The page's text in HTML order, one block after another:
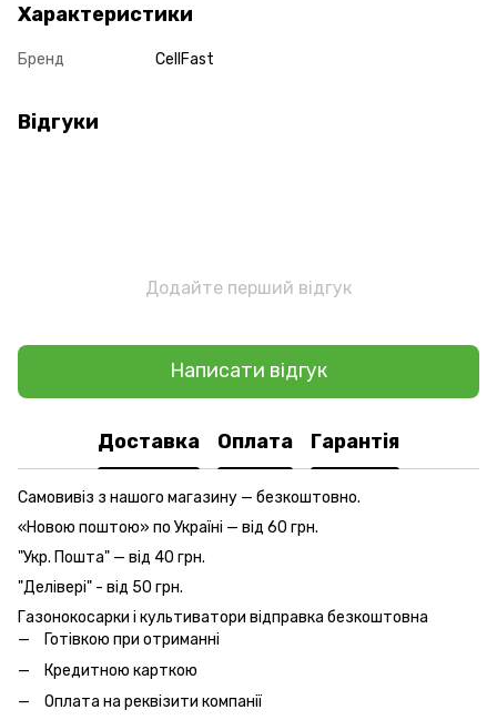
Характеристики
Бренд CellFast
Відгуки
Додайте перший відгук
Написати відгук
Доставка Оплата Гарантія
Самовивіз з нашого магазину — безкоштовно.
«Новою поштою» по Україні — від 60 грн.
"Укр. Пошта" — від 40 грн.
"Делівері" - від 50 грн.
Газонокосарки і культиватори відправка безкоштовна
Готівкою при отриманні
Кредитною карткою
Оплата на реквізити компанії